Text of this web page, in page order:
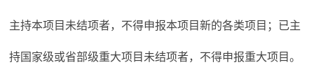
主持本项目未结项者，不得申报本项目新的各类项目；已主
持国家级或省部级重大项目未结项者，不得申报重大项目。